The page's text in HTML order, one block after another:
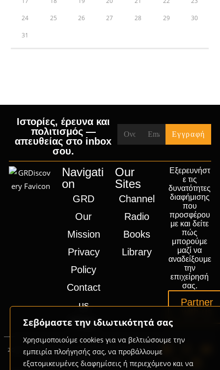
Σεβόμαστε την ιδιωτικότητά σας
Χρησιμοποιούμε cookies για να βελτιώσουμε την
εμπειρία πλοήγησής σας, να προβάλλουμε
εξατομικευμένες διαφημίσεις ή περιεχόμενο και να
24 25 26 27 28 29 30
31
Ιστορίες, έρευνα και
πολιτισμός —
απευθείας στο inbox
σου.
Navigati
on
GRD
Our
Mission
Privacy
Policy
Contact
us
Press
Our
Sites
Channel
Radio
Books
Library
Εξερευνήστ
ε τις
δυνατότητες
διαφήμισης
που
προσφέρου
με και δείτε
πώς
μπορούμε
μαζί να
αναδείξουμε
την
επιχείρησή
σας.
Partner
2020-2026 © GRD Group | Powered byPromotech
Digital Marketing Lab Greece